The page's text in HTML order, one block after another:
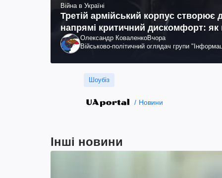
Війна в Україні
Третій армійський корпус створює
напрямі критичний дискомфорт: як
Олександр КоваленкоВчора
Військово-політичний оглядач групи
Шоубіз
Новини
Інші новини